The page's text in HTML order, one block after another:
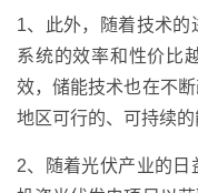
1、此外，随着技术
系统的效率和性价比
效，储能技术也在不
地区可行的、可持续的
2、随着光伏产业的